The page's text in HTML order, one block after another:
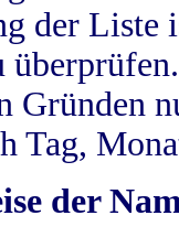
der Liste
Gründen
Tag,
der